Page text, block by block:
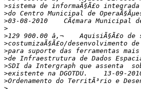
>
>
>
>
>
>
>
>
>
>
>